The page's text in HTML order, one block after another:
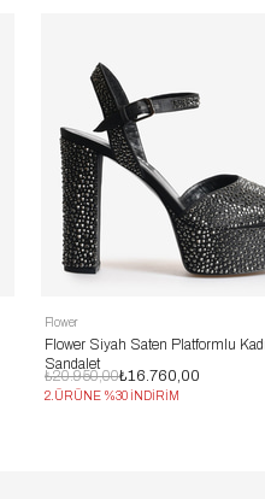
Flower
Flower Siyah Saten Platformlu
Sandalet
₺16.760,00
₺20.950,00
2.ÜRÜNE %30 İNDİRİM